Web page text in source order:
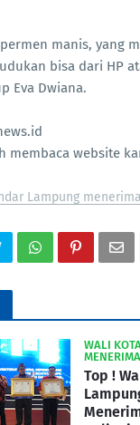
manis, yang
bisa dari HP
Eva Dwiana.
membaca website
Lampung
WALI
Top !